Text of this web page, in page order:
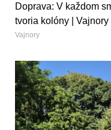
Doprava: V každom
tvoria kolóny | Vajnory
Vajnory